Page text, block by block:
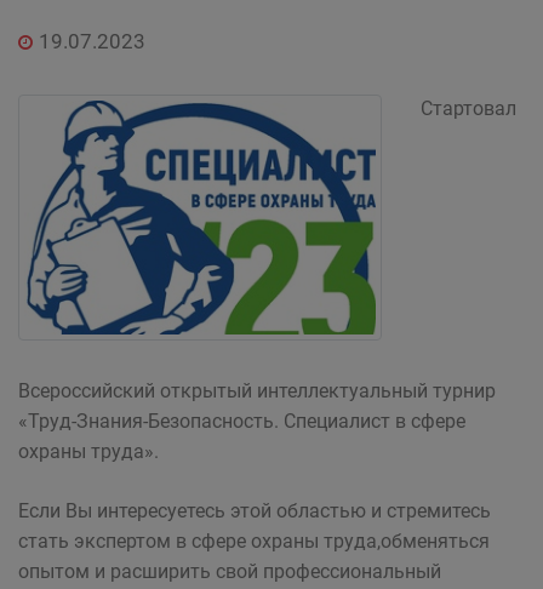
19.07.2023
Стартовал
Всероссийский открытый интеллектуальный турнир
«Труд-Знания-Безопасность. Специалист в сфере
охраны труда».
Если Вы интересуетесь этой областью и стремитесь
стать экспертом в сфере охраны труда,обменяться
опытом и расширить свой профессиональный